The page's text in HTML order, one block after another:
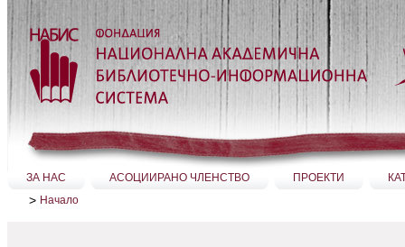
Прескачане
на
съдържание.
Прескачане
навигация
Секции
ЗА НАС АСОЦИИРАНО ЧЛЕНСТВО ПРОЕКТИ
> Начало